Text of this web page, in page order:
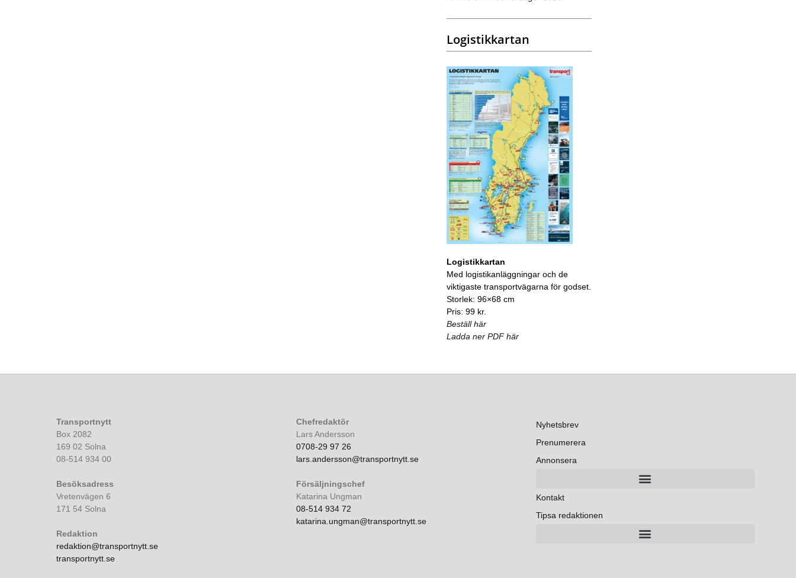
Logistikkartan
Logistikkartan
Med logistikanläggningar och de
viktigaste transportvägarna för godset.
Storlek: 96×68 cm
Pris: 99 kr.
Beställ här
Ladda ner PDF här
Transportnytt
Box 2082
169 02 Solna
08-514 934 00
Besöksadress
Vretenvägen 6
171 54 Solna
Redaktion
redaktion@transportnytt.se
transportnytt.se
Chefredaktör
Lars Andersson
0708-29 97 26
lars.andersson@transportnytt.se
Försäljningschef
Katarina Ungman
08-514 934 72
katarina.ungman@transportnytt.se
Nyhetsbrev
Prenumerera
Annonsera
Kontakt
Tipsa redaktionen